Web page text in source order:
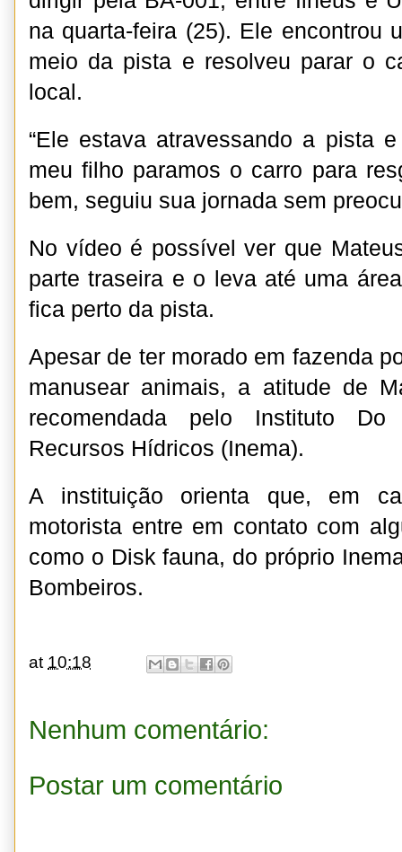
na quarta-feira (25). Ele encontrou
meio da pista e resolveu parar o
local.
“Ele estava atravessando a pista
meu filho paramos o carro para
bem, seguiu sua jornada sem
No vídeo é possível ver que
parte traseira e o leva até uma
fica perto da pista.
Apesar de ter morado em fazenda
manusear animais, a atitude de
recomendada pelo Instituto
Recursos Hídricos (Inema).
A instituição orienta que, em
motorista entre em contato com
como o Disk fauna, do próprio
Bombeiros.
at 10:18
Nenhum comentário:
Postar um comentário